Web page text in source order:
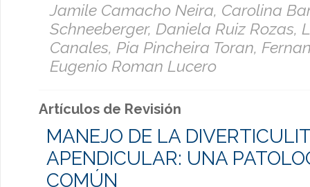
Jamile Camacho Neira, Carolina
Schneeberger, Daniela Ruiz Rozas,
Canales, Pia Pincheira Toran,
Eugenio Roman Lucero
Artículos de Revisión
MANEJO DE LA
APENDICULAR: UNA
COMÚN